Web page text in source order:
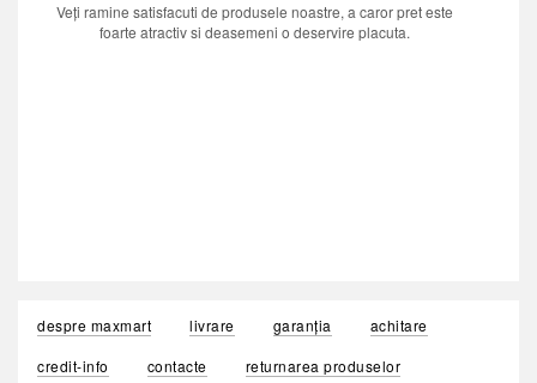
Veți ramine satisfacuti de produsele noastre, a caror pret este
foarte atractiv si deasemeni o deservire placuta.
despre maxmart livrare garanția
achitare
credit-info
contacte
returnarea produselor